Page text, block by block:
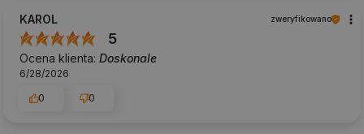
KAROL zweryfikowano
5
Ocena klienta: Doskonale
6/28/2026
0
0